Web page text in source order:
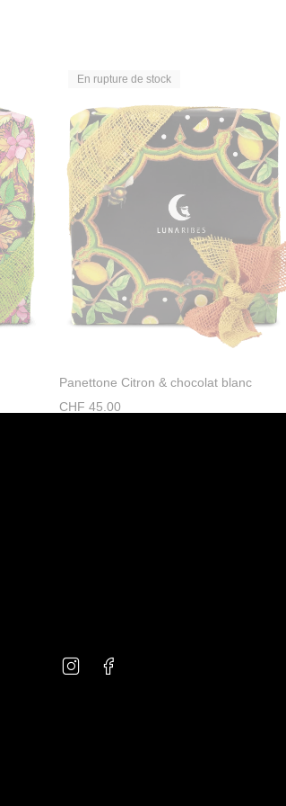
En rupture de stock
Panettone Citron & chocolat blanc
CHF 45.00